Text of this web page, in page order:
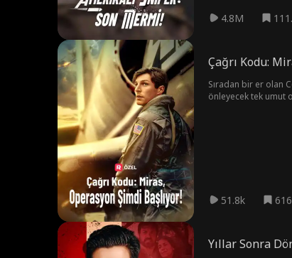
4.8M
Çağrı Kodu:
Sıradan bir er olan
önleyecek tek umut
51.8k 616
Yıllar Sonra